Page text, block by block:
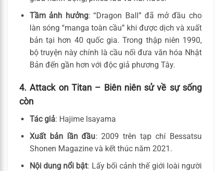
Tầm ảnh hưởng: “Dragon Ball” đã mở đầu cho
làn sóng “manga toàn cầu” khi được dịch và xuất
bản tại hơn 40 quốc gia. Trong thập niên 1990,
bộ truyện này chính là cầu nối đưa văn hóa Nhật
Bản đến gần hơn với độc giả phương Tây.
4. Attack on Titan – Biên niên sử về sự sống
còn
Tác giả: Hajime Isayama
Xuất bản lần đầu: 2009 trên tạp chí Bessatsu
Shonen Magazine và kết thúc năm 2021.
Nội dung nổi bật: Lấy bối cảnh thế giới loài người